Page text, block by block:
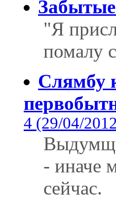
"Я
помалу
Слямбу
4 (29/04/
- иначе
сейчас.